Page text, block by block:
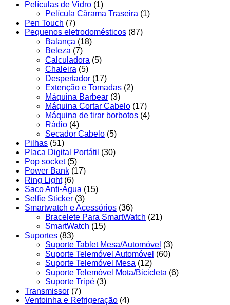
Películas de Vidro (1)
Película Cârama Traseira (1)
Pen Touch (7)
Pequenos eletrodomésticos (87)
Balança (18)
Beleza (7)
Calculadora (5)
Chaleira (5)
Despertador (17)
Extenção e Tomadas (2)
Máquina Barbear (3)
Máquina Cortar Cabelo (17)
Máquina de tirar borbotos (4)
Rádio (4)
Secador Cabelo (5)
Pilhas (51)
Placa Digital Portátil (30)
Pop socket (5)
Power Bank (17)
Ring Light (6)
Saco Anti-Água (15)
Selfie Sticker (3)
Smartwatch e Acessórios (36)
Bracelete Para SmartWatch (21)
SmartWatch (15)
Suportes (83)
Suporte Tablet Mesa/Automóvel (3)
Suporte Telemóvel Automóvel (60)
Suporte Telemóvel Mesa (12)
Suporte Telemóvel Mota/Bicicleta (6)
Suporte Tripé (3)
Transmissor (7)
Ventoinha e Refrigeração (4)